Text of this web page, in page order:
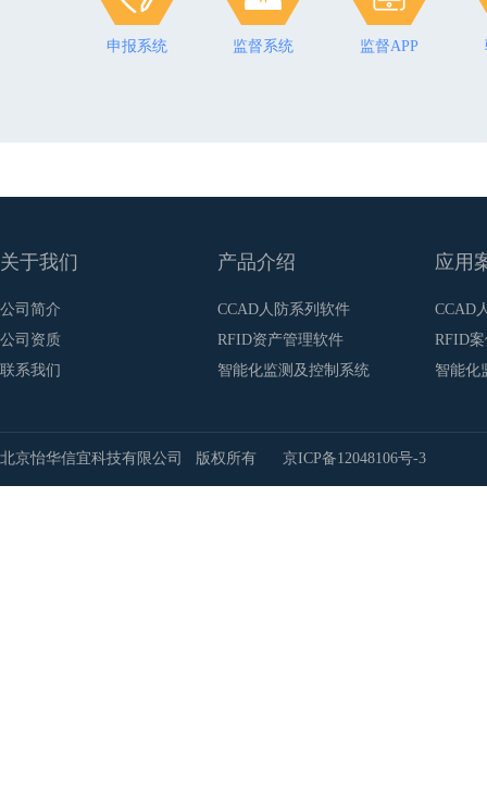
申报系统
申报系统 监督系统
监督系统 监督APP
监督APP
关于我们 产品介绍 应用
公司简介
公司资质
联系我们
CCAD人防系列软件
RFID资产管理软件
智能化监测及控制系统
CCAD
RFID
智能化
北京怡华信宜科技有限公司 版权所有 京ICP备12048106号-3